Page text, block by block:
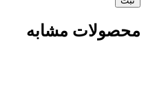
محصولات مشابه